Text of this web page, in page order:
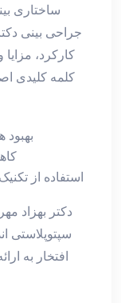
ساختاری
جراحی بینی
کارکرد،
کلمه کلیدی
استفاده از
دکتر بهزاد
سپتوپلاستی
افتخار به